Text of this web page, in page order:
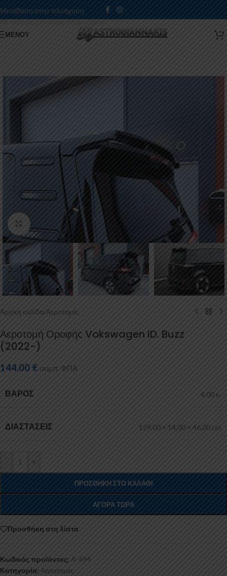
Μετάβαση στην πλοήγηση
Μετάβαση στο κύριο περιεχόμενο
ΜΕΝΟΎ
Κάντε κλικ για μεγέθυνση
Αρχική σελίδα/Αεροτομές
Αεροτομή Οροφής Vokswagen ID. Buzz
(2022-)
144,00 € συμπ. ΦΠΑ
ΒΆΡΟΣ 4,00 κ.
ΔΙΑΣΤΆΣΕΙΣ 129,00 × 14,00 × 46,00 cm
- +
ΠΡΟΣΘΉΚΗ ΣΤΟ ΚΑΛΆΘΙ
ΑΓΟΡΆ ΤΏΡΑ
Προσθήκη στη λίστα
Κωδικός προϊόντος: A-494
Κατηγορία: Αεροτομές